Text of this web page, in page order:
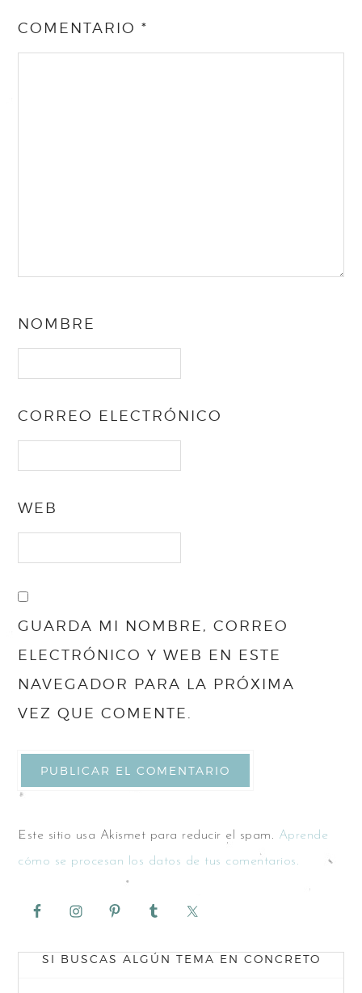
COMENTARIO*
NOMBRE
CORREO ELECTRÓNICO
WEB
GUARDA MI NOMBRE, CORREO
ELECTRÓNICO Y WEB EN ESTE
NAVEGADOR PARA LA PRÓXIMA
VEZ QUE COMENTE.
Este sitio usa Akismet para reducir el spam. Aprende
cómo se procesan los datos de tus comentarios.
SI BUSCAS ALGÚN TEMA EN CONCRETO